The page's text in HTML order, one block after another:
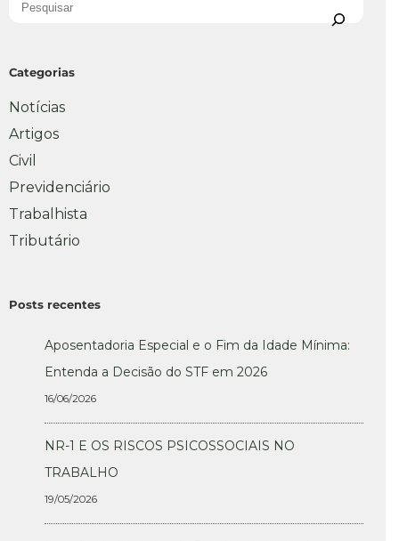
Categorias
Notícias
Artigos
Civil
Previdenciário
Trabalhista
Tributário
Posts recentes
Aposentadoria Especial e o Fim da Idade Mínima:
Entenda a Decisão do STF em 2026
16/06/2026
NR-1 E OS RISCOS PSICOSSOCIAIS NO
TRABALHO
19/05/2026